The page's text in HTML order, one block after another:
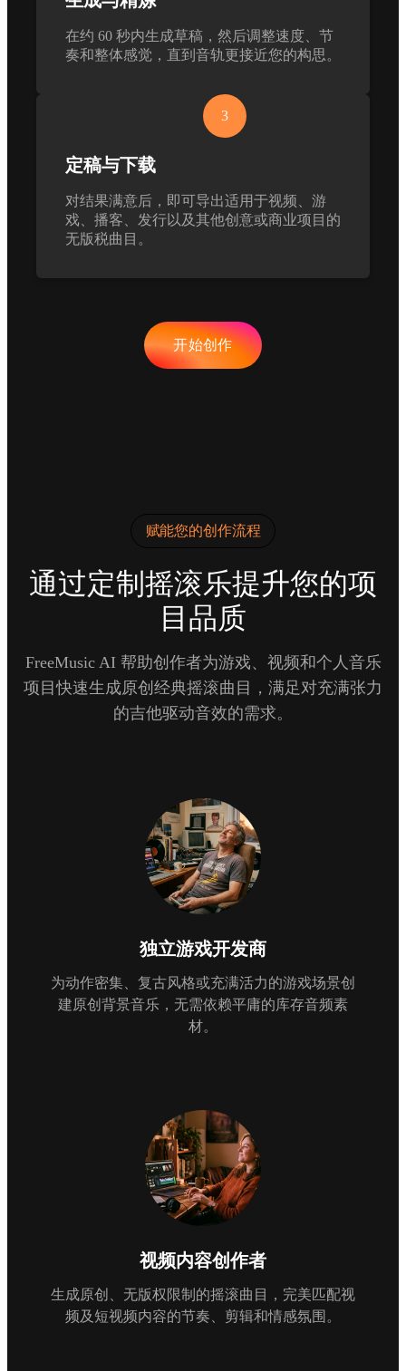
在约 60 秒内生成草稿，然后调整速度、节
奏和整体感觉，直到音轨更接近您的构思。
3
定稿与下载
对结果满意后，即可导出适用于视频、游
戏、播客、发行以及其他创意或商业项目的
无版税曲目。
开始创作
赋能您的创作流程
通过定制摇滚乐提升您的项
目品质
FreeMusic AI 帮助创作者为游戏、视频和个人音乐
项目快速生成原创经典摇滚曲目，满足对充满张力
的吉他驱动音效的需求。
独立游戏开发商
为动作密集、复古风格或充满活力的游戏场景创
建原创背景音乐，无需依赖平庸的库存音频素
材。
视频内容创作者
生成原创、无版权限制的摇滚曲目，完美匹配视
频及短视频内容的节奏、剪辑和情感氛围。